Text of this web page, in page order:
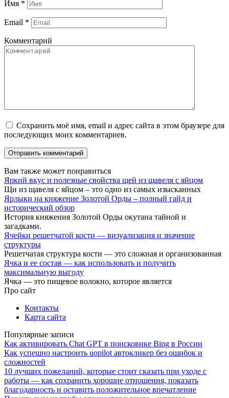
Имя *
Email *
Комментарий
Сохранить моё имя, email и адрес сайта в этом браузере для
последующих моих комментариев.
Вам также может понравиться
Яркий вкус и полезные свойства щей из щавеля с яйцом
Щи из щавеля с яйцом – это одно из самых изысканных
Ярлыки на княжение Золотой Орды – полный гайд и
исторический обзор
История княжения Золотой Орды окутана тайной и
загадками.
Ячейки решетчатой кости — визуализация и значение
структуры
Решетчатая структура кости — это сложная и организованная
Ячка и ее состав — как использовать и получить
максимальную выгоду
Ячка — это пищевое волокно, которое является
Про сайт
Контакты
Карта сайта
Популярные записи
Как активировать Chat GPT в поисковике Bing в России
Как успешно настроить uopilot автокликер без ошибок и
сложностей
10 лучших пожеланий, которые стоит сказать при уходе с
работы — как сохранить хорошие отношения, показать
благодарность и оставить положительное впечатление